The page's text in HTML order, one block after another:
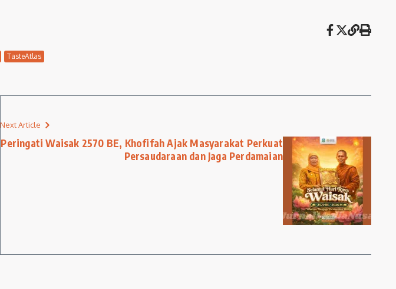
TasteAtlas
Next Article
Peringati Waisak 2570 BE, Khofifah Ajak Masyarakat Perkuat
Persaudaraan dan Jaga Perdamaian